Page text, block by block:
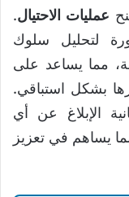
عمليات الاحتيال.
لتحليل سلوك
مما يساعد على
بشكل استباقي.
الإبلاغ عن أي
يساهم في تعزيز